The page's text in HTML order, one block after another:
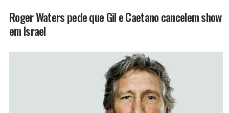
Roger Waters pede que Gil e Caetano cancelem show
em Israel